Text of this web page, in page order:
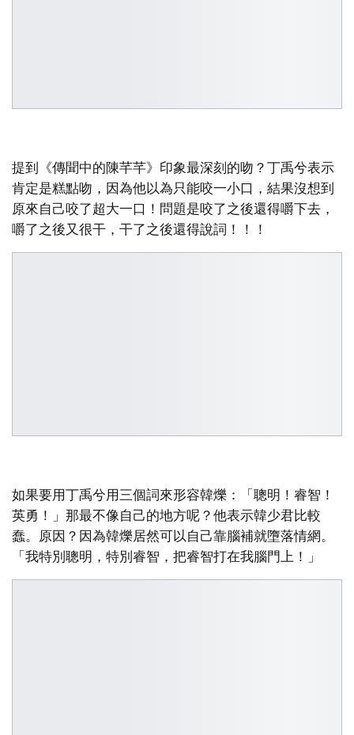
提到《傳聞中的陳芊芊》印象最深刻的吻？丁禹兮表示
肯定是糕點吻，因為他以為只能咬一小口，結果沒想到
原來自己咬了超大一口！問題是咬了之後還得嚼下去，
嚼了之後又很干，干了之後還得說詞！！！
如果要用丁禹兮用三個詞來形容韓爍：「聰明！睿智！
英勇！」那最不像自己的地方呢？他表示韓少君比較
蠢。原因？因為韓爍居然可以自己靠腦補就墮落情網。
「我特別聰明，特別睿智，把睿智打在我腦門上！」